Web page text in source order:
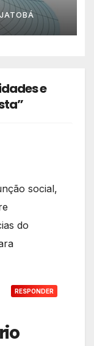
e
social,
do
RESPONDER